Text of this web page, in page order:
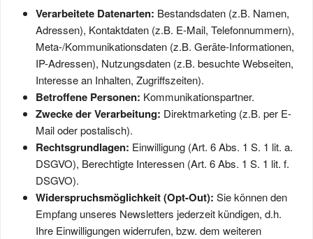
Verarbeitete Datenarten: Bestandsdaten (z.B. Namen,
Adressen), Kontaktdaten (z.B. E-Mail, Telefonnummern),
Meta-/Kommunikationsdaten (z.B. Geräte-Informationen,
IP-Adressen), Nutzungsdaten (z.B. besuchte Webseiten,
Interesse an Inhalten, Zugriffszeiten).
Betroffene Personen: Kommunikationspartner.
Zwecke der Verarbeitung: Direktmarketing (z.B. per E-
Mail oder postalisch).
Rechtsgrundlagen: Einwilligung (Art. 6 Abs. 1 S. 1 lit. a.
DSGVO), Berechtigte Interessen (Art. 6 Abs. 1 S. 1 lit. f.
DSGVO).
Widerspruchsmöglichkeit (Opt-Out): Sie können den
Empfang unseres Newsletters jederzeit kündigen, d.h.
Ihre Einwilligungen widerrufen, bzw. dem weiteren